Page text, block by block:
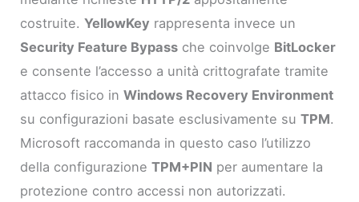
costruite.YellowKey rappresenta invece un
Security Feature Bypass che coinvolge BitLocker
e consente l’accesso a unità crittografate tramite
attacco fisico inWindows Recovery Environment
su configurazioni basate esclusivamente suTPM.
Microsoft raccomanda in questo caso l’utilizzo
della configurazioneTPM+PIN per aumentare la
protezione contro accessi non autorizzati.